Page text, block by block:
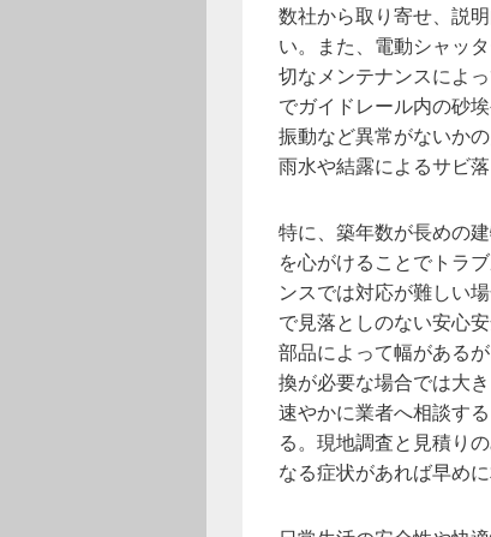
数社から取り寄せ、説
い。また、電動シャッ
切なメンテナンスによ
でガイドレール内の砂
振動など異常がないか
雨水や結露によるサビ
特に、築年数が長めの
を心がけることでトラ
ンスでは対応が難しい
で見落としのない安心
部品によって幅がある
換が必要な場合では大
速やかに業者へ相談す
る。現地調査と見積り
なる症状があれば早め